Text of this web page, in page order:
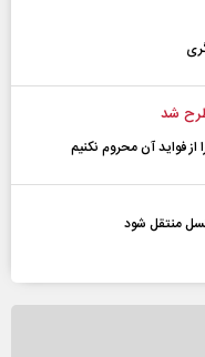
شد
از فواید آن محروم نکنیم
منتقل شود